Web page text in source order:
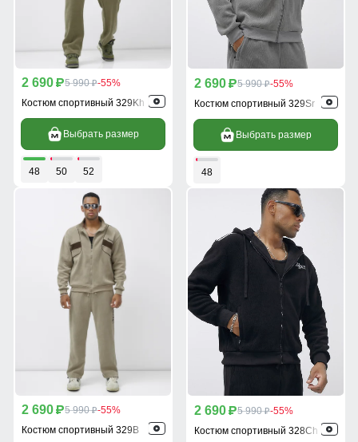
2 690 p5 990 p-55%
Костюм спортивный 329Kh
Выбрать размер
48 50 52
2 690 p5 990 p-55%
Костюм спортивный 329Sr
Выбрать размер
48
2 690 p5 990 p-55%
Костюм спортивный 329B
2 690 p5 990 p-55%
Костюм спортивный 328Ch